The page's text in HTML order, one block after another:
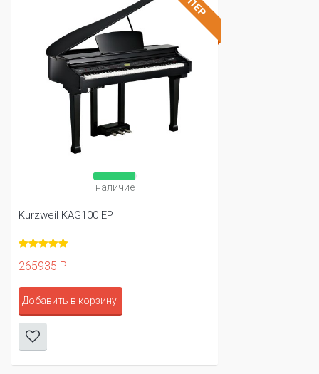
наличие
Kurzweil KAG100 EP
265935 Р
Добавить в корзину